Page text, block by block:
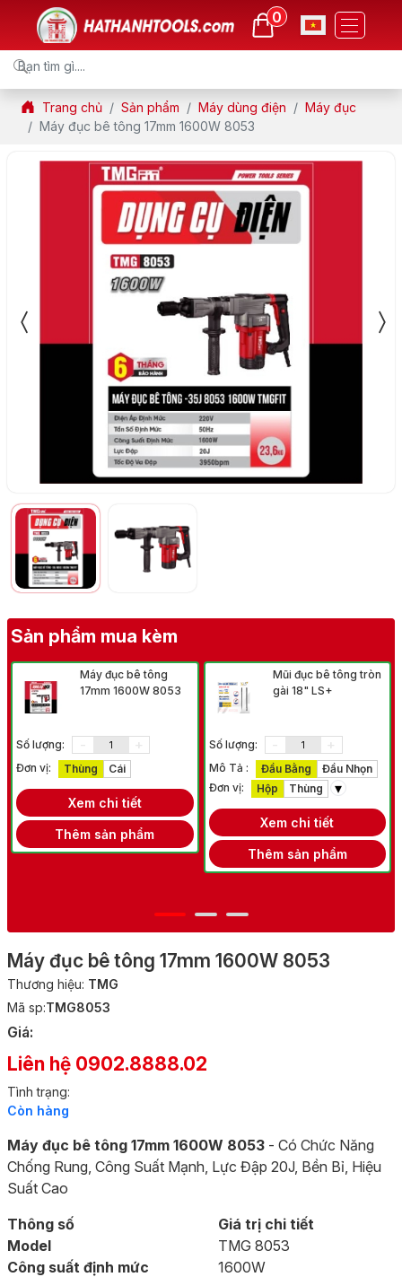
0
Trang chủ Sản phẩm Máy dùng điện
Máy đục
Máy đục bê tông 17mm 1600W 8053
Sản phẩm mua kèm
Máy đục bê tông
17mm 1600W 8053
Số lượng:
Đơn vị: Thùng Cái
Xem chi tiết
Thêm sản phẩm
Mũi đục bê tông tròn
gài 18" LS+
Số lượng:
Mô Tả : Đầu Bằng
Đầu Nhọn
Đơn vị:
Hộp Thùng ▾
Xem chi tiết
Thêm sản phẩm
Máy đục bê tông 17mm 1600W 8053
Thương hiệu: TMG
Mã sp:TMG8053
Giá:
Liên hệ 0902.8888.02
Tình trạng:
Còn hàng
Máy đục bê tông 17mm 1600W 8053 - Có Chức Năng
Chống Rung, Công Suất Mạnh, Lực Đập 20J, Bền Bỉ, Hiệu
Suất Cao
Thông số
Giá trị chi tiết
Model
TMG 8053
Công suất định mức
1600W